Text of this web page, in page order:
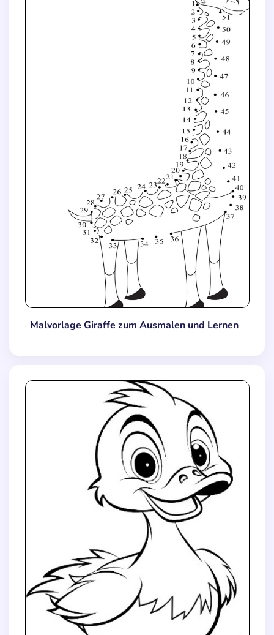
Malvorlage Giraffe zum Ausmalen und Lernen